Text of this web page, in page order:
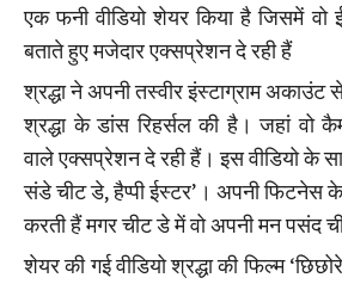
एक फनी वीडियो शेयर किया है जिसमें वो
बताते हुए मजेदार एक्सप्रेशन दे रही हैं
श्रद्धा ने अपनी तस्वीर इंस्टाग्राम अकाउंट
श्रद्धा के डांस रिहर्सल की है। जहां वो
वाले एक्सप्रेशन दे रही हैं। इस वीडियो के
संडे चीट डे, हैप्पी ईस्टर’। अपनी फिटनेस के
करती हैं मगर चीट डे में वो अपनी मन पसंद
शेयर की गई वीडियो श्रद्धा की फिल्म